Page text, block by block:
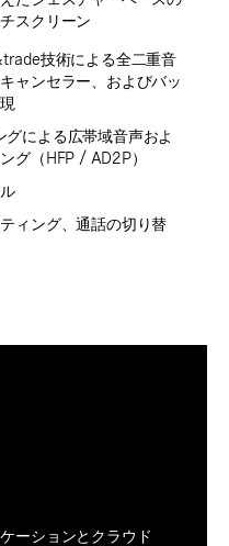
スクリーン
技術による全二重音
ャンセラー、およびバッ
による広帯域音声およ
グ（HFP / AD2P）
ィング、通話の切り替
ーションとクラウド